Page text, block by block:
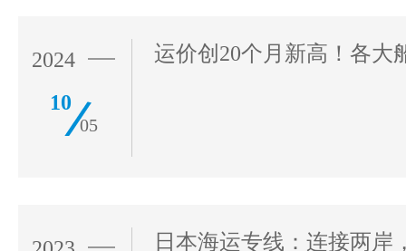
2024
10
05